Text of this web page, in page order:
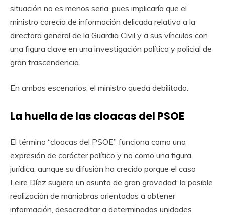
situación no es menos seria, pues implicaría que el
ministro carecía de información delicada relativa a la
directora general de la Guardia Civil y a sus vínculos con
una figura clave en una investigación política y policial de
gran trascendencia.
En ambos escenarios, el ministro queda debilitado.
La huella de las cloacas del PSOE
El término “cloacas del PSOE” funciona como una
expresión de carácter político y no como una figura
jurídica, aunque su difusión ha crecido porque el caso
Leire Díez sugiere un asunto de gran gravedad: la posible
realización de maniobras orientadas a obtener
información, desacreditar a determinadas unidades